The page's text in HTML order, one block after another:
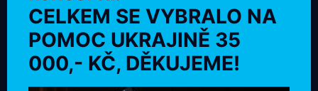
CELKEM SE VYBRALO NA
POMOC UKRAJINĚ 35
000,- KČ, DĚKUJEME!